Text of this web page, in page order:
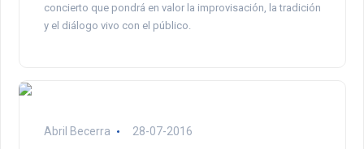
concierto que pondrá en valor la improvisación, la tradición
y el diálogo vivo con el público.
Abril Becerra 28-07-2016